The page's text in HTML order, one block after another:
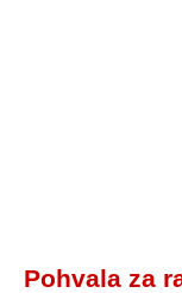
Pohvala za